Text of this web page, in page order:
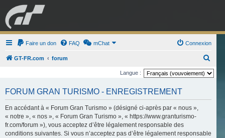
GRAN TURISMO FORUM
BOUTIQUE
Faire un don FAQ mChat Connexion
GT-FR.com forum
e
Langue :
FORUM GRAN TURISMO - ENREGISTREMENT
En accédant à « Forum Gran Turismo » (désigné ci-après par « nous »,
« notre », « nos », « Forum Gran Turismo », « https://www.granturismo-
fr.com/forum »), vous acceptez d’être légalement responsable des
conditions suivantes. Si vous n’acceptez pas d’être légalement responsable